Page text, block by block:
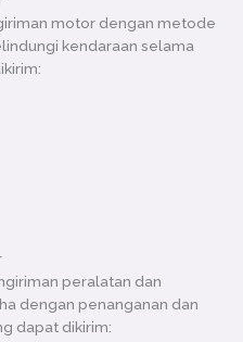
motor dengan metode
kendaraan selama
peralatan dan
dengan penanganan dan
dapat dikirim: